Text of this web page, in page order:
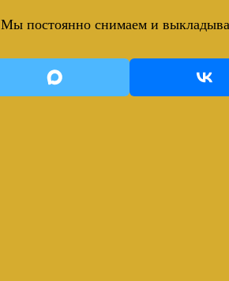
Мы постоянно снимаем и